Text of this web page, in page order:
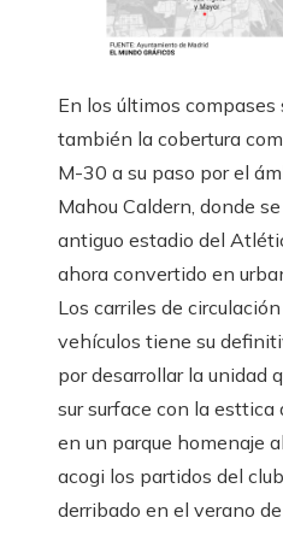
En los últimos compases
también la cobertura
M-30 a su paso por el
Mahou Caldern, donde
antiguo estadio del
ahora convertido en
Los carriles de
vehículos tiene su
por desarrollar la unidad
sur surface con la esttica
en un parque homenaje
acogi los partidos del
derribado en el verano